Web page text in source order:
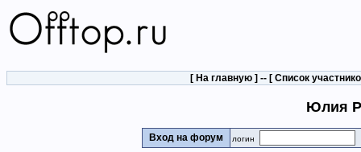
[ На главную ] -- [ Список
Юлия
Вход на форум логин